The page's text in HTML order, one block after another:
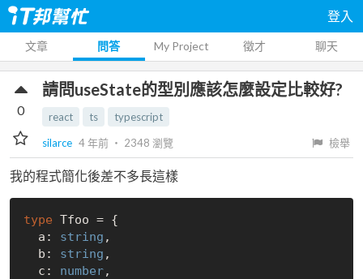
登入
文章 問答 My Project 徵才 聊天
請問useState的型別應該怎麼設定比較好?
react ts
typescript
silarce 4 年前 ‧ 2348 瀏覽 檢舉
0
我的程式簡化後差不多長這樣
type Tfoo = {
  a:
string ,
  b:
string ,
  c:
number,